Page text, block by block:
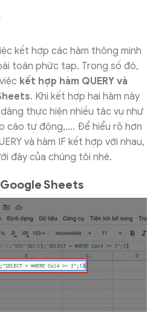
kết hợp các hàm thông minh
toán phức tạp. Trong số đó,
kết hợp hàm QUERY và
. Khi kết hợp hai hàm này
thực hiện nhiều tác vụ như
cáo tự động,…. Để hiểu rõ hơn
và hàm IF kết hợp với nhau,
đây của chúng tôi nhé.
Sheets